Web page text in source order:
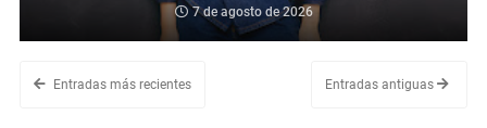
7 de agosto de 2026
Entradas más recientes Entradas antiguas